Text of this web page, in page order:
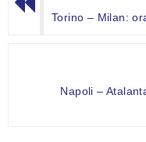
Torino – Milan:
Napoli –